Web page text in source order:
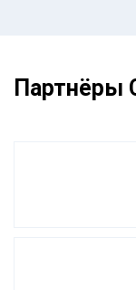
Партнёры